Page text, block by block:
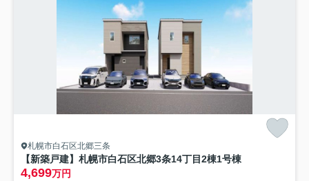
札幌市白石区北郷三条
【新築戸建】札幌市白石区北郷3条14丁目2棟1号棟
4,699万円